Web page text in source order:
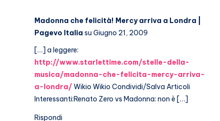
Martino
Madonna che felicità! Mercy arriva a Londra |
Pagevo Italia su Giugno 21, 2009
[…] a leggere:
http://www.starlettime.com/stelle-della-
musica/madonna-che-felicita-mercy-arriva-
a-londra/ Wikio Wikio Condividi/Salva Articoli
Interessanti:Renato Zero vs Madonna: non è […]
Rispondi